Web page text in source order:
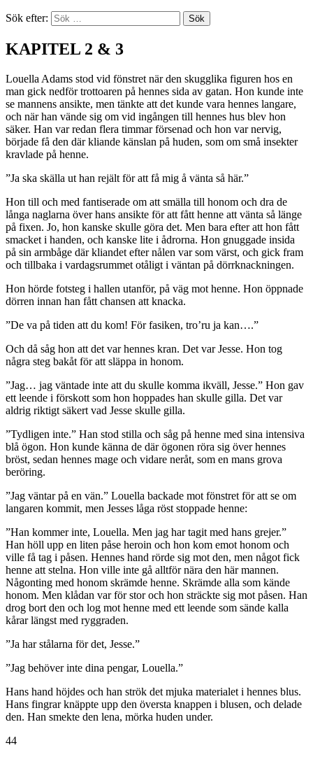
Sök efter:
KAPITEL 2 & 3
Louella Adams stod vid fönstret när den skugglika figuren hos en
man gick nedför trottoaren på hennes sida av gatan. Hon kunde inte
se mannens ansikte, men tänkte att det kunde vara hennes langare,
och när han vände sig om vid ingången till hennes hus blev hon
säker. Han var redan flera timmar försenad och hon var nervig,
började få den där kliande känslan på huden, som om små insekter
kravlade på henne.
”Ja ska skälla ut han rejält för att få mig å vänta så här.”
Hon till och med fantiserade om att smälla till honom och dra de
långa naglarna över hans ansikte för att fått henne att vänta så länge
på fixen. Jo, hon kanske skulle göra det. Men bara efter att hon fått
smacket i handen, och kanske lite i ådrorna. Hon gnuggade insida
på sin armbåge där kliandet efter nålen var som värst, och gick fram
och tillbaka i vardagsrummet otåligt i väntan på dörrknackningen.
Hon hörde fotsteg i hallen utanför, på väg mot henne. Hon öppnade
dörren innan han fått chansen att knacka.
”De va på tiden att du kom! För fasiken, tro’ru ja kan….”
Och då såg hon att det var hennes kran. Det var Jesse. Hon tog
några steg bakåt för att släppa in honom.
”Jag… jag väntade inte att du skulle komma ikväll, Jesse.” Hon gav
ett leende i förskott som hon hoppades han skulle gilla. Det var
aldrig riktigt säkert vad Jesse skulle gilla.
”Tydligen inte.” Han stod stilla och såg på henne med sina intensiva
blå ögon. Hon kunde känna de där ögonen röra sig över hennes
bröst, sedan hennes mage och vidare neråt, som en mans grova
beröring.
”Jag väntar på en vän.” Louella backade mot fönstret för att se om
langaren kommit, men Jesses låga röst stoppade henne:
”Han kommer inte, Louella. Men jag har tagit med hans grejer.”
Han höll upp en liten påse heroin och hon kom emot honom och
ville få tag i påsen. Hennes hand rörde sig mot den, men något fick
henne att stelna. Hon ville inte gå alltför nära den här mannen.
Någonting med honom skrämde henne. Skrämde alla som kände
honom. Men klådan var för stor och hon sträckte sig mot påsen. Han
drog bort den och log mot henne med ett leende som sände kalla
kårar längst med ryggraden.
”Ja har stålarna för det, Jesse.”
”Jag behöver inte dina pengar, Louella.”
Hans hand höjdes och han strök det mjuka materialet i hennes blus.
Hans fingrar knäppte upp den översta knappen i blusen, och delade
den. Han smekte den lena, mörka huden under.
44